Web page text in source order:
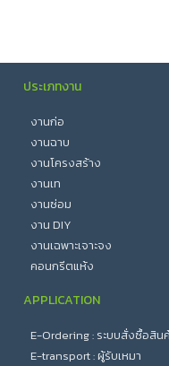
ประเภทงาน
งานก่อ
งานฉาบ
งานโครงสร้าง
งานเท
งานซ่อม
งาน DIY
งานเฉพาะเจาะจง
คอนกรีตแห้ง
APPLICATION
E-Ordering : ระบบสั่งซื้อสิน
E-transport : ผู้รับเหมา